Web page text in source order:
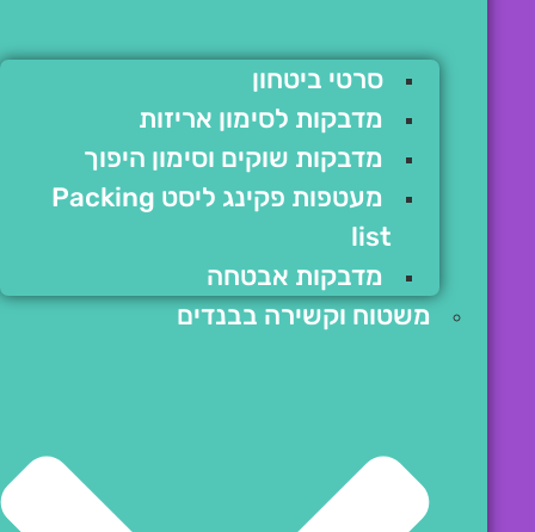
סרטי ביטחון
מדבקות לסימון אריזות
מדבקות שוקים וסימון היפוך
מעטפות פקינג ליסט Packing
list
מדבקות אבטחה
משטוח וקשירה בבנדים